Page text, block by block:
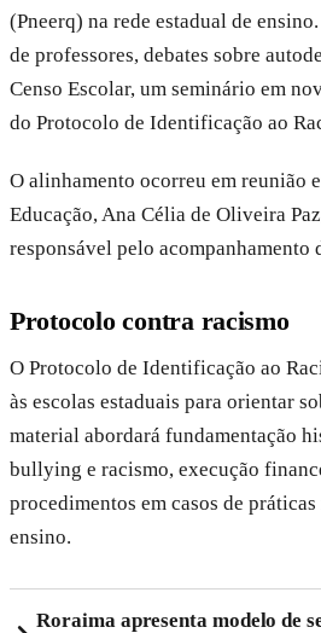
(Pneerq) na rede estadual de
de professores, debates sobre
Censo Escolar, um seminário em
do Protocolo de Identificação ao
O alinhamento ocorreu em reunião
Educação, Ana Célia de Oliveira
responsável pelo acompanhamento
Protocolo contra racismo
O Protocolo de Identificação ao
às escolas estaduais para orientar
material abordará fundamentação
bullying e racismo, execução
procedimentos em casos de
ensino.
Roraima apresenta modelo de